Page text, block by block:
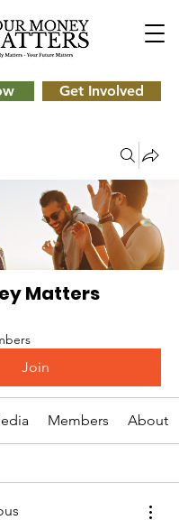
Get Involved
Matters
Join
Members About